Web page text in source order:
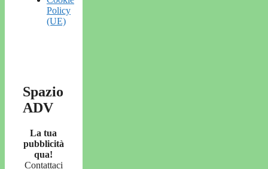
Policy
(UE)
Spazio
ADV
La tua
pubblicità
qua!
Contattaci